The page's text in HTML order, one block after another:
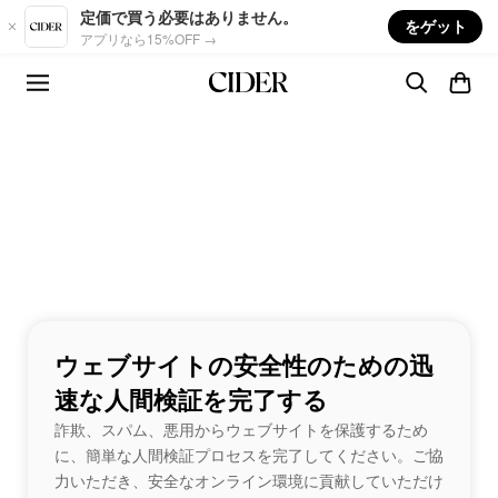
Skip to main content
定価で買う必要はありません。
アプリなら15%OFF →
をゲット
ウェブサイトの安全性のための迅
速な人間検証を完了する
詐欺、スパム、悪用からウェブサイトを保護するため
に、簡単な人間検証プロセスを完了してください。ご協
力いただき、安全なオンライン環境に貢献していただけ